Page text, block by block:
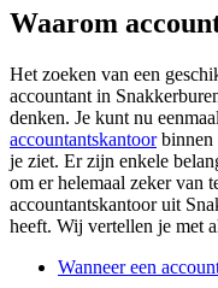
Waarom
Het zoeken van een
accountant in
denken. Je kunt nu
accountantskantoorbinnen
je ziet. Er zijn enkele
om er helemaal zeker van
accountantskantoor uit
heeft. Wij vertellen je met
Wanneer een